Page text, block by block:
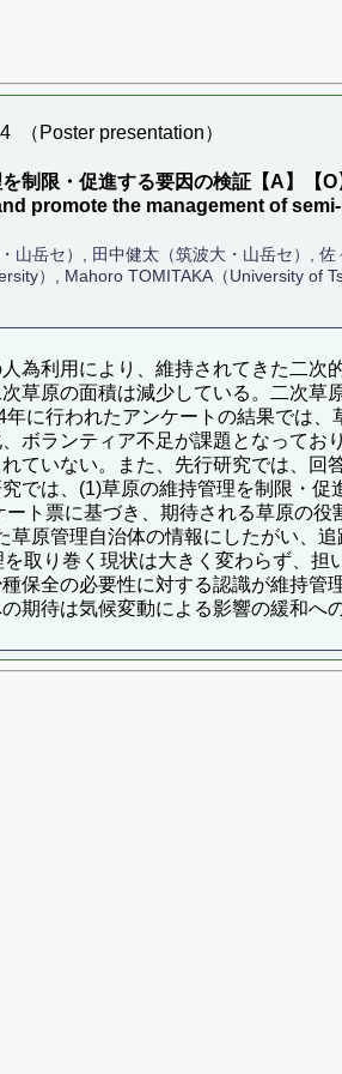
（Poster presentation）
制限・促進する要因の検証【A】【O
promote the management of
山岳セ）, 田中健太（筑波大・山岳セ）, 佐
）, Mahoro TOMITAKA（University of
為利用により、維持されてきた二次
草原の面積は減少している。二次
に行われたアンケートの結果では
ボランティア不足が課題となって
ていない。また、先行研究では、
では、(1)草原の維持管理を制限・
ト票に基づき、期待される草原の
草原管理自治体の情報にしたがい、
取り巻く現状は大きく変わらず、
保全の必要性に対する認識が維持
期待は気候変動による影響の緩和へ